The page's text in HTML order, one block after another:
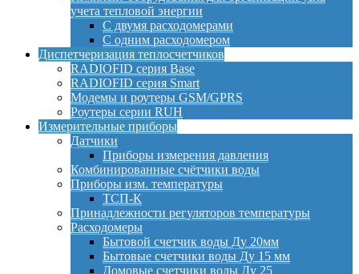
учета тепловой энергии
С двумя расходомерами
С одним расходомером
Диспетчеризация теплосчетчиков
RADIOFID серия Base
RADIOFID серия Smart
Модемы и роутеры GSM/GPRS
Роутеры серии RUH
Измерительные приборы
Датчики
Приборы измерения давления
Комбинированные счётчики воды
Приборы изм. температуры
ТСП-К
Принадлежности регуляторов температуры
Расходомеры
Бытовой счетчик воды Ду 20мм
Бытовые счетчики воды Ду 15 мм
Домовые счетчики воды Ду 25